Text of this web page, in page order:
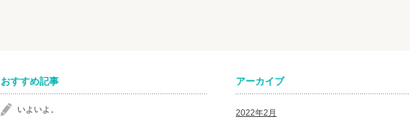
おすすめ記事
いよいよ。
アーカイブ
2022年2月